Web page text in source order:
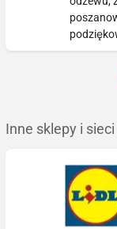
Inne sklepy i